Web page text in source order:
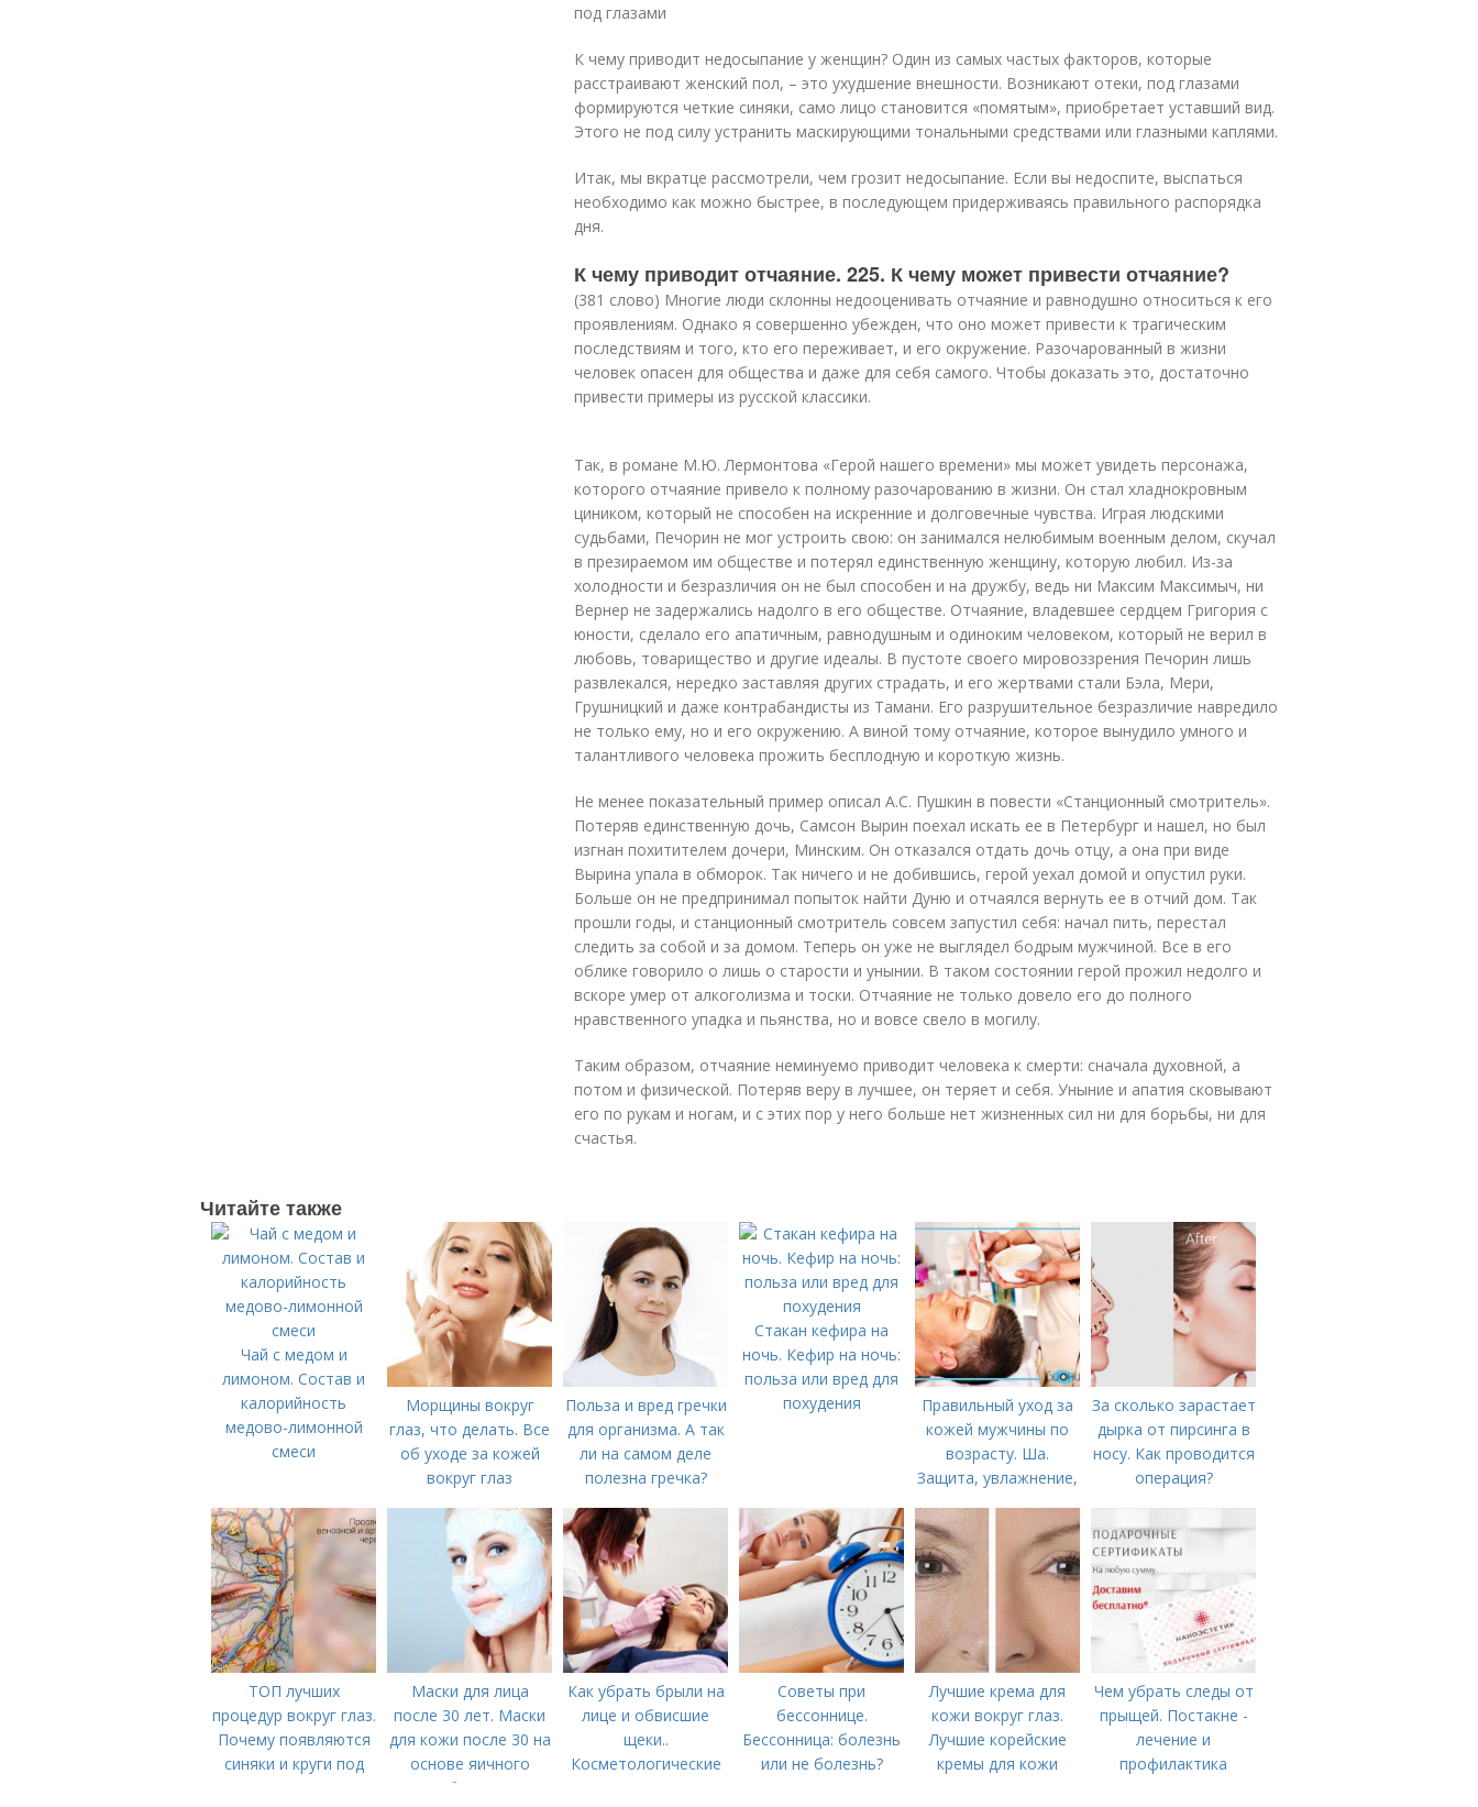
под глазами
К чему приводит недосыпание у женщин? Один из самых частых факторов, которые
расстраивают женский пол, – это ухудшение внешности. Возникают отеки, под глазами
формируются четкие синяки, само лицо становится «помятым», приобретает уставший вид.
Этого не под силу устранить маскирующими тональными средствами или глазными каплями.
Итак, мы вкратце рассмотрели, чем грозит недосыпание. Если вы недоспите, выспаться
необходимо как можно быстрее, в последующем придерживаясь правильного распорядка
дня.
К чему приводит отчаяние. 225. К чему может привести отчаяние?
(381 слово) Многие люди склонны недооценивать отчаяние и равнодушно относиться к его
проявлениям. Однако я совершенно убежден, что оно может привести к трагическим
последствиям и того, кто его переживает, и его окружение. Разочарованный в жизни
человек опасен для общества и даже для себя самого. Чтобы доказать это, достаточно
привести примеры из русской классики.
Так, в романе М.Ю. Лермонтова «Герой нашего времени» мы может увидеть персонажа,
которого отчаяние привело к полному разочарованию в жизни. Он стал хладнокровным
циником, который не способен на искренние и долговечные чувства. Играя людскими
судьбами, Печорин не мог устроить свою: он занимался нелюбимым военным делом, скучал
в презираемом им обществе и потерял единственную женщину, которую любил. Из-за
холодности и безразличия он не был способен и на дружбу, ведь ни Максим Максимыч, ни
Вернер не задержались надолго в его обществе. Отчаяние, владевшее сердцем Григория с
юности, сделало его апатичным, равнодушным и одиноким человеком, который не верил в
любовь, товарищество и другие идеалы. В пустоте своего мировоззрения Печорин лишь
развлекался, нередко заставляя других страдать, и его жертвами стали Бэла, Мери,
Грушницкий и даже контрабандисты из Тамани. Его разрушительное безразличие навредило
не только ему, но и его окружению. А виной тому отчаяние, которое вынудило умного и
талантливого человека прожить бесплодную и короткую жизнь.
Не менее показательный пример описал А.С. Пушкин в повести «Станционный смотритель».
Потеряв единственную дочь, Самсон Вырин поехал искать ее в Петербург и нашел, но был
изгнан похитителем дочери, Минским. Он отказался отдать дочь отцу, а она при виде
Вырина упала в обморок. Так ничего и не добившись, герой уехал домой и опустил руки.
Больше он не предпринимал попыток найти Дуню и отчаялся вернуть ее в отчий дом. Так
прошли годы, и станционный смотритель совсем запустил себя: начал пить, перестал
следить за собой и за домом. Теперь он уже не выглядел бодрым мужчиной. Все в его
облике говорило о лишь о старости и унынии. В таком состоянии герой прожил недолго и
вскоре умер от алкоголизма и тоски. Отчаяние не только довело его до полного
нравственного упадка и пьянства, но и вовсе свело в могилу.
Таким образом, отчаяние неминуемо приводит человека к смерти: сначала духовной, а
потом и физической. Потеряв веру в лучшее, он теряет и себя. Уныние и апатия сковывают
его по рукам и ногам, и с этих пор у него больше нет жизненных сил ни для борьбы, ни для
счастья.
Читайте также
Чай с медом и
лимоном. Состав и
калорийность
медово-лимонной
смеси
Морщины вокруг
глаз, что делать. Все
об уходе за кожей
вокруг глаз
Польза и вред гречки
для организма. А так
ли на самом деле
полезна гречка?
Стакан кефира на
ночь. Кефир на ночь:
польза или вред для
похудения
Правильный уход за
кожей мужчины по
возрасту. Ша.
Защита, увлажнение,
За сколько зарастает
дырка от пирсинга в
носу. Как проводится
операция?
ТОП лучших
процедур вокруг глаз.
Почему появляются
синяки и круги под
Маски для лица
после 30 лет. Маски
для кожи после 30 на
основе яичного
белка
Как убрать брыли на
лице и обвисшие
щеки..
Косметологические
Советы при
бессоннице.
Бессонница: болезнь
или не болезнь?
Лучшие крема для
кожи вокруг глаз.
Лучшие корейские
кремы для кожи
Чем убрать следы от
прыщей. Постакне -
лечение и
профилактика